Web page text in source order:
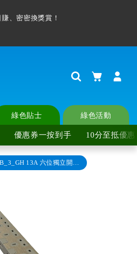
、密密換獎賞！
Search購物車
優惠券一按到手 10分至抵優惠
綠色貼士 綠色活動
TSH36QCUSB_3_GH 13A 六位獨立開關安全插座連兩位USB充電插座 30W PD3.0 Type C+C (連3米線), 古銅金